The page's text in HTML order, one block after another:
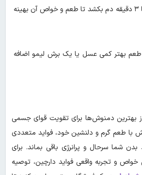
اجازه دهید ۲ تا ۳ دقیقه دم بکشد تا طعم و خواص آن بهینه
طعم بهتر کمی عسل یا یک برش لیمو اضافه
بهترین دمنوش‌ها برای تقویت قوای جسمی
با طعم گرم و دلنشین خود، فواید متعددی
شما سرحال و پرانرژی باقی بماند. برای
خواص و تجربه واقعی فواید دارچین، توصیه